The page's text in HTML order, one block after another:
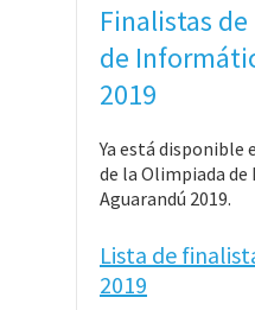
Finalistas
de
2019
Ya está
de la Olimpiada
Aguarandú 2019.
Lista de
2019